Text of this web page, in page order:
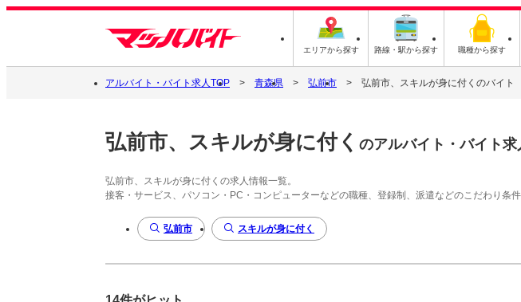
エリアから探す 路線・駅から探す 職種から探す
アルバイト・バイト求人TOP 青森県 弘前市 弘前市、スキルが身に付くのバイト
弘前市、スキルが身に付く のアルバイト・バイト求
弘前市、スキルが身に付くの求人情報一覧。
接客・サービス、パソコン・PC・コンピューターなどの職種、登録制、派遣などのこだわり条
弘前市 スキルが身に付く